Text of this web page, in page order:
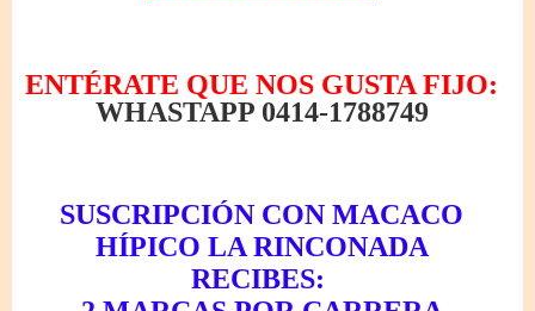
ENTÉRATE QUE NOS GUSTA FIJO:
WHASTAPP 0414-1788749
SUSCRIPCIÓN CON MACACO
HÍPICO LA RINCONADA
RECIBES: